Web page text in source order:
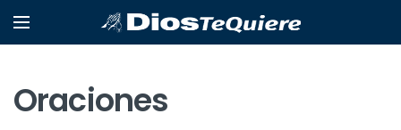
Oraciones